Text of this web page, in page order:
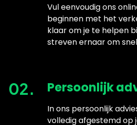
Vul eenvoudig ons
beginnen met het
klaar om je te helpen
streven ernaar om
02. Persoonlijk
In ons persoonlijk
volledig afgestemd op